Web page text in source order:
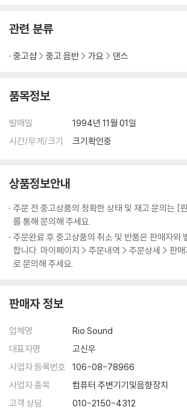
관련 분류
중고샵 중고 음반 가요 댄스
품목정보
발매일
1994년 11월 01일
시간/무게/크기
크기확인중
상품정보안내
주문 전 중고상품의 정확한 상태 및 재고 문의는 [
를 통해 문의해 주세요.
주문완료 후 중고상품의 취소 및 반품은 판매자와
합니다. 마이페이지 > 주문내역 > 주문상세 > 판
로 문의해 주세요.
판매자 정보
업체명
Rio Sound
대표자명
고신우
사업자 등록번호
106-08-78966
사업자 종목
컴퓨터 주변기기및음향장치
고객 상담
010-2150-4312